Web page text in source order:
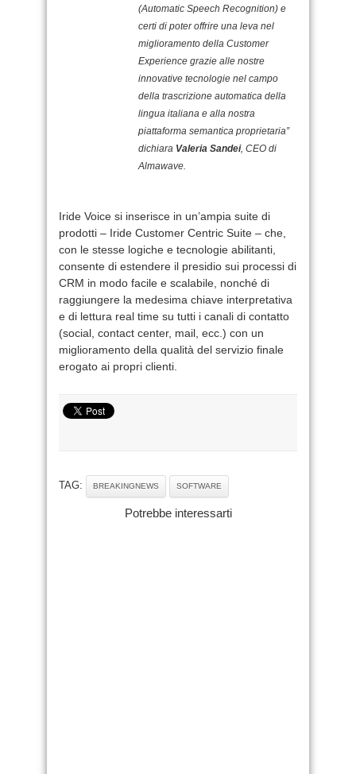
(Automatic Speech Recognition) e
certi di poter offrire una leva nel
miglioramento della Customer
Experience grazie alle nostre
innovative tecnologie nel campo
della trascrizione automatica della
lingua italiana e alla nostra
piattaforma semantica proprietaria”
dichiara Valeria Sandei, CEO di
Almawave.
Iride Voice si inserisce in un’ampia suite di
prodotti – Iride Customer Centric Suite – che,
con le stesse logiche e tecnologie abilitanti,
consente di estendere il presidio sui processi di
CRM in modo facile e scalabile, nonché di
raggiungere la medesima chiave interpretativa
e di lettura real time su tutti i canali di contatto
(social, contact center, mail, ecc.) con un
miglioramento della qualità del servizio finale
erogato ai propri clienti.
TAG: BREAKINGNEWS SOFTWARE
Potrebbe interessarti